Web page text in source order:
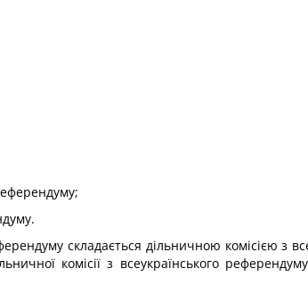
складається дільничною комісією з
комісії з всеукраїнського